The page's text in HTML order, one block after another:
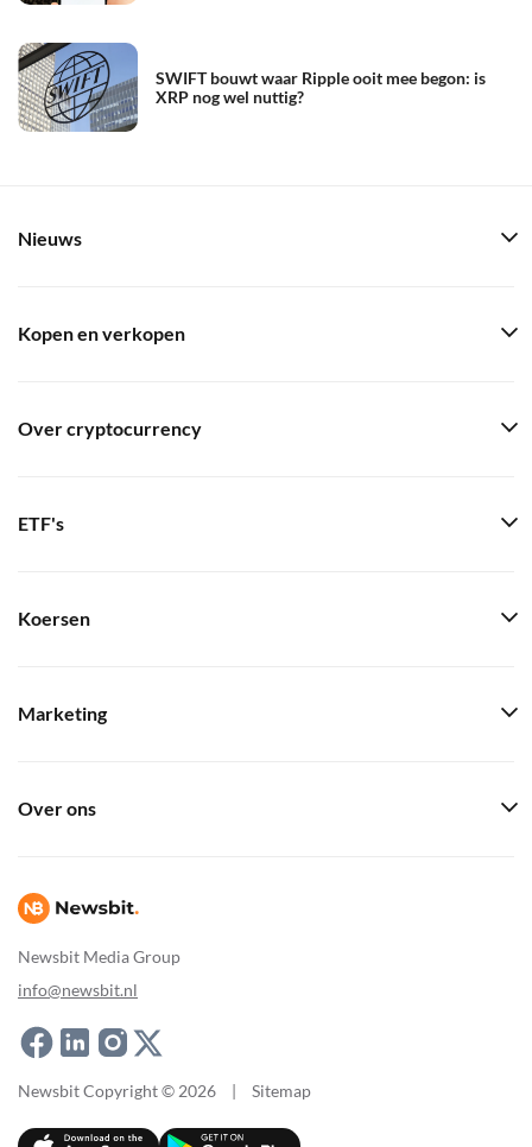
SWIFT bouwt waar Ripple ooit mee begon: is
XRP nog wel nuttig?
Newsbit Media Group
info@newsbit.nl
Nieuws
Kopen en verkopen
Over cryptocurrency
ETF's
Koersen
Marketing
Over ons
Newsbit Copyright © 2026 | Sitemap